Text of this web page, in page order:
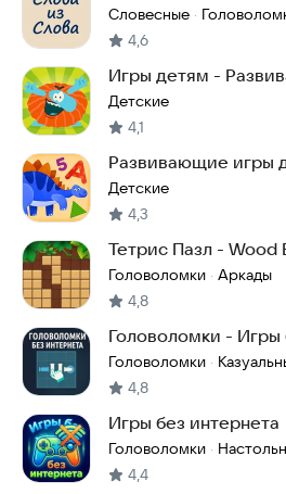
Словесные ·
4,6
Игры детям -
Бородо
Детские
4,1
Развивающие игры
Детские
4,3
Тетрис Пазл - Wood
Головоломки · Аркады
4,8
Головоломки - Игры
Головоломки ·
4,8
Игры без интернета
Головоломки ·
4,4